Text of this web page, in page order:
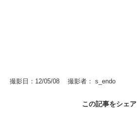
撮影日：12/05/08 撮影者： s_endo
この記事をシェア